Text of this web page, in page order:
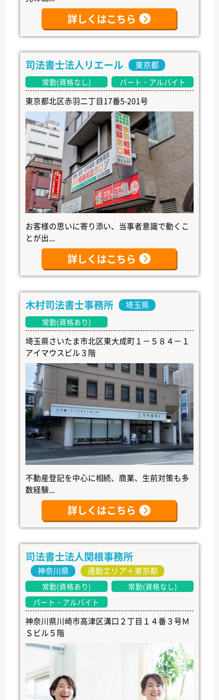
詳しくはこちら
司法書士法人リエール 東京都
常勤(資格なし) パート・アルバイト
東京都北区赤羽二丁目17番5-201号
お客様の思いに寄り添い、当事者意識で動くこ
とが出...
詳しくはこちら
木村司法書士事務所 埼玉県
常勤(資格あり)
埼玉県さいたま市北区東大成町１－５８４－１
アイマウスビル３階
不動産登記を中心に相続、商業、生前対策も多
数経験...
詳しくはこちら
司法書士法人関根事務所
神奈川県 通勤エリア＋東京都
常勤(資格あり)
常勤(資格なし)
パート・アルバイト
神奈川県川崎市高津区溝口２丁目１４番３号Ｍ
Ｓビル５階